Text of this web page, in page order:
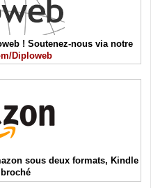
! Soutenez-nous via notre
Diploweb
sous deux formats, Kindle